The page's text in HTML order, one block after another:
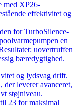
med XP26-
effektivitet og
for TurboSilence-
en
uovertruffen
bæredygtighed.
og lydsvag drift.
leverer avanceret,
støjniveau.
23 for maksimal